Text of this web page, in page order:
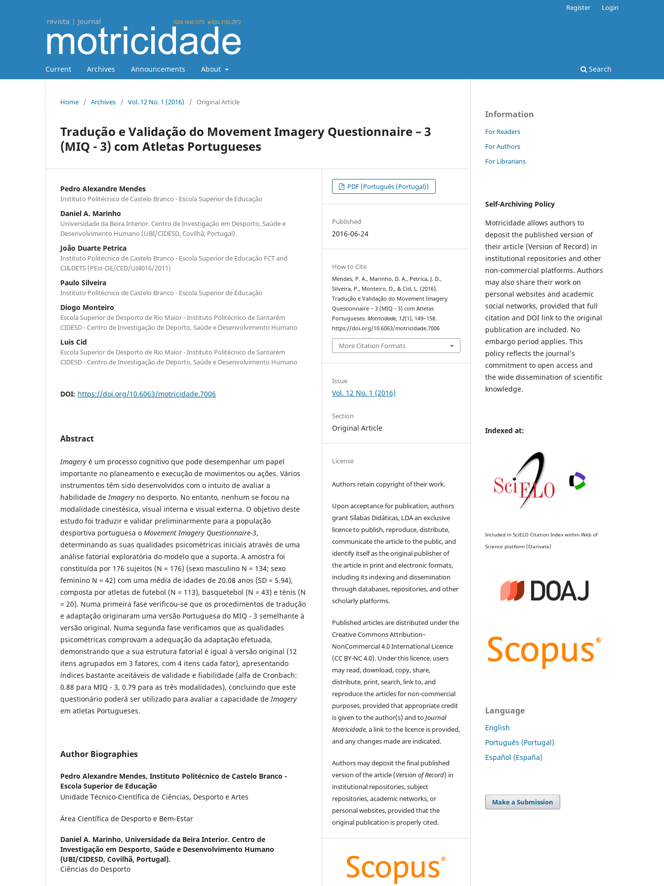
Current Archives Announcements About Search
Register Login
Home / Archives / Vol. 12 No. 1 (2016) / Original Article
Tradução e Validação do Movement Imagery Questionnaire – 3
(MIQ - 3) com Atletas Portugueses
Pedro Alexandre Mendes
Instituto Politécnico de Castelo Branco - Escola Superior de Educação
Daniel A. Marinho
Universidade da Beira Interior. Centro de Investigação em Desporto, Saúde e
Desenvolvimento Humano (UBI/CIDESD, Covilhã, Portugal).
João Duarte Petrica
Instituto Politécnico de Castelo Branco - Escola Superior de Educação FCT and
CI&DETS (PEst-OE/CED/UI4016/2011)
Paulo Silveira
Instituto Politécnico de Castelo Branco - Escola Superior de Educação
Diogo Monteiro
Escola Superior de Desporto de Rio Maior - Instituto Politécnico de Santarém
CIDESD - Centro de Investigação de Deporto, Saúde e Desenvolvimento Humano
Luis Cid
Escola Superior de Desporto de Rio Maior - Instituto Politécnico de Santarém
CIDESD - Centro de Investigação de Deporto, Saúde e Desenvolvimento Humano
DOI: https://doi.org/10.6063/motricidade.7006
Abstract
Imagery é um processo cognitivo que pode desempenhar um papel
importante no planeamento e execução de movimentos ou ações. Vários
instrumentos têm sido desenvolvidos com o intuito de avaliar a
habilidade de Imagery no desporto. No entanto, nenhum se focou na
modalidade cinestésica, visual interna e visual externa. O objetivo deste
estudo foi traduzir e validar preliminarmente para a população
desportiva portuguesa o Movement Imagery Questionnaire-3,
determinando as suas qualidades psicométricas iniciais através de uma
análise fatorial exploratória do modelo que a suporta. A amostra foi
constituída por 176 sujeitos (N = 176) (sexo masculino N = 134; sexo
feminino N = 42) com uma média de idades de 20.08 anos (SD = 5.94),
composta por atletas de futebol (N = 113), basquetebol (N = 43) e ténis (N
= 20). Numa primeira fase verificou-se que os procedimentos de tradução
e adaptação originaram uma versão Portuguesa do MIQ - 3 semelhante à
versão original. Numa segunda fase verificamos que as qualidades
psicométricas comprovam a adequação da adaptação efetuada,
demonstrando que a sua estrutura fatorial é igual à versão original (12
itens agrupados em 3 fatores, com 4 itens cada fator), apresentando
índices bastante aceitáveis de validade e fiabilidade (alfa de Cronbach:
0.88 para MIQ - 3, 0.79 para as três modalidades), concluindo que este
questionário poderá ser utilizado para avaliar a capacidade de Imagery
em atletas Portugueses.
Author Biographies
Pedro Alexandre Mendes, Instituto Politécnico de Castelo Branco -
Escola Superior de Educação
Unidade Técnico-Científica de Ciências, Desporto e Artes
Área Científica de Desporto e Bem-Estar
Daniel A. Marinho, Universidade da Beira Interior. Centro de
Investigação em Desporto, Saúde e Desenvolvimento Humano
(UBI/CIDESD, Covilhã, Portugal).
Ciências do Desporto
PDF (Português (Portugal))
Published
2016-06-24
How to Cite
Mendes, P. A., Marinho, D. A., Petrica, J. D.,
Silveira, P., Monteiro, D., & Cid, L. (2016).
Tradução e Validação do Movement Imagery
Questionnaire – 3 (MIQ - 3) com Atletas
Portugueses.Motricidade, 12(1), 149–158.
https://doi.org/10.6063/motricidade.7006
More Citation Formats
Issue
Vol. 12 No. 1 (2016)
Section
Original Article
License
Authors retain copyright of their work.
Upon acceptance for publication, authors
grant Sílabas Didáticas, LDA an exclusive
licence to publish, reproduce, distribute,
communicate the article to the public, and
identify itself as the original publisher of
the article in print and electronic formats,
including its indexing and dissemination
through databases, repositories, and other
scholarly platforms.
Published articles are distributed under the
Creative Commons Attribution–
NonCommercial 4.0 International Licence
(CC BY-NC 4.0). Under this licence, users
may read, download, copy, share,
distribute, print, search, link to, and
reproduce the articles for non-commercial
purposes, provided that appropriate credit
is given to the author(s) and toJournal
Motricidade, a link to the licence is provided,
and any changes made are indicated.
Authors may deposit the final published
version of the article (Version of Record) in
institutional repositories, subject
repositories, academic networks, or
personal websites, provided that the
original publication is properly cited.
Information
For Readers
For Authors
For Librarians
Self-Archiving Policy
Motricidade allows authors to
deposit the published version of
their article (Version of Record) in
institutional repositories and other
non-commercial platforms. Authors
may also share their work on
personal websites and academic
social networks, provided that full
citation and DOI link to the original
publication are included. No
embargo period applies. This
policy reflects the journal’s
commitment to open access and
the wide dissemination of scientific
knowledge.
Indexed at:
Included in SciELO Citation Index within Web of
Science platform (Clarivate)
Language
English
Português (Portugal)
Español (España)
Make a Submission